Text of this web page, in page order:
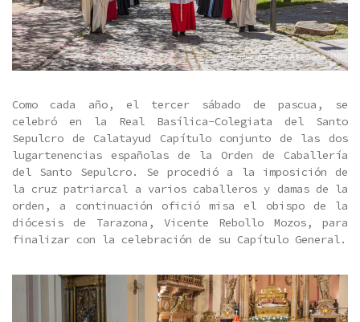
Como cada año, el tercer sábado de pascua, se
celebró en la Real Basílica-Colegiata del Santo
Sepulcro de Calatayud Capítulo conjunto de las dos
lugartenencias españolas de la Orden de Caballería
del Santo Sepulcro. Se procedió a la imposición de
la cruz patriarcal a varios caballeros y damas de la
orden, a continuación ofició misa el obispo de la
diócesis de Tarazona, Vicente Rebollo Mozos, para
finalizar con la celebración de su Capítulo General.